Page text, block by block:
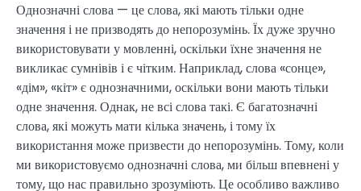
Однозначні слова — це слова, які мають тільки одне
значення і не призводять до непорозумінь. Їх дуже зручно
використовувати у мовленні, оскільки їхне значення не
викликає сумнівів і є чітким. Наприклад, слова «сонце»,
«дім», «кіт» є однозначними, оскільки вони мають тільки
одне значення. Однак, не всі слова такі. Є багатозначні
слова, які можуть мати кілька значень, і тому їх
використання може призвести до непорозумінь. Тому, коли
ми використовуємо однозначні слова, ми більш впевнені у
тому, що нас правильно зрозуміють. Це особливо важливо